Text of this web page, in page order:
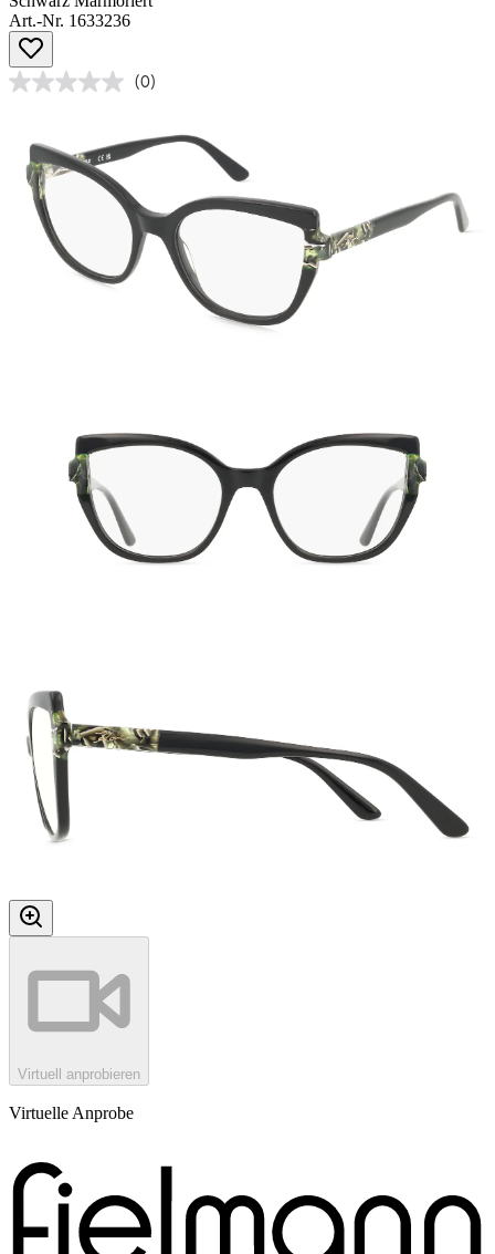
Art.-Nr. 1633236
(0)
Virtuell anprobieren
Virtuelle Anprobe